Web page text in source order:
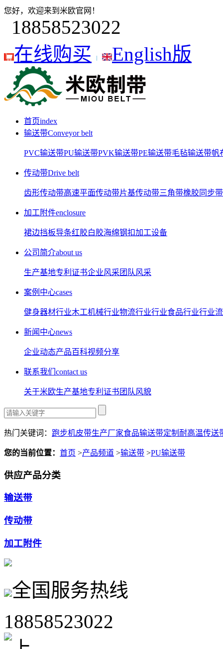
您好，欢迎来到米欧官网！
18858523022
在线购买
English版
首页index
输送带Conveyor belt
PVC输送带PU输送带PVK输送带PE输送带毛毡输送带帆
传动带Drive belt
齿形传动带高速平面传动带片基传动带三角带橡胶同步带
加工附件enclosure
裙边挡板导条红胶白胶海绵钢扣加工设备
公司简介about us
生产基地专利证书企业风采 团队风采
案例中心cases
健身器材行业木工机械行业物流行业行业食品行业行业
新闻中心news
企业动态产品百科视频分享
联系我们 contact us
关于米欧生产基地专利证书 团队风貌
热门关键词： 跑步机皮带生产厂家食品输送带定制 耐高温传送
您的当前位置： 首页 >产品频道 >输送带 >PU输送带
供应产品分类
输送带
传动带
加工附件
全国服务热线
18858523022